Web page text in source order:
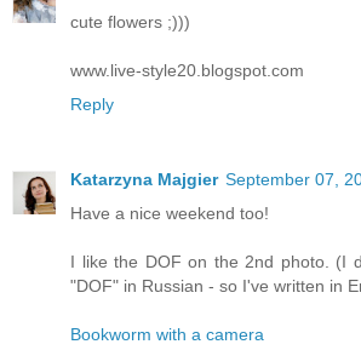
cute flowers ;)))
www.live-style20.blogspot.com
Reply
Katarzyna Majgier September 07,
Have a nice weekend too!
I like the DOF on the 2nd photo. (I
"DOF" in Russian - so I've written in
Bookworm with a camera